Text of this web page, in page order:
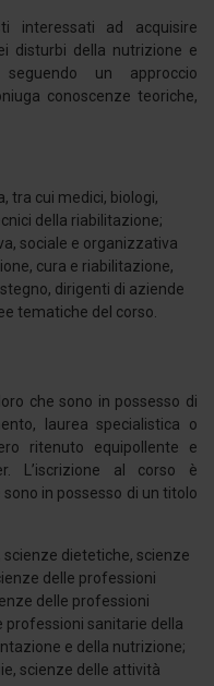
interessati ad acquisire
disturbi della nutrizione e
seguendo un approccio
conoscenze teoriche,
tra cui medici, biologi,
della riabilitazione;
sociale e organizzativa
cura e riabilitazione,
dirigenti di aziende
tematiche del corso.
che sono in possesso di
laurea specialistica o
ritenuto equipollente e
L’iscrizione al corso è
in possesso di un titolo
scienze dietetiche, scienze
delle professioni
delle professioni
professioni sanitarie della
e della nutrizione;
scienze delle attività